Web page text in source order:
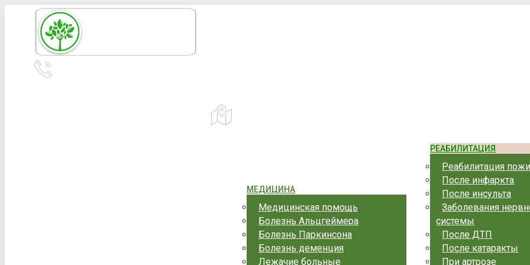
Перейти
содержанию
МЕДИЦИНА
Медицинская помощь
Болезнь Альцгеймера
Болезнь Паркинсона
Болезнь деменция
Лежачие больные
РЕАБИЛИТАЦИЯ
Реабилитация
После инфаркта
После инсульта
Заболевания
системы
После ДТП
После катаракты
При артрозе